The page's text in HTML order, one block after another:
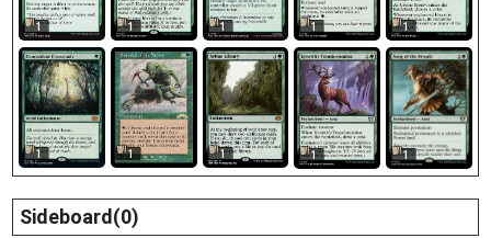
1 1 1 1 1
1 1 1 1 1
Sideboard(0)